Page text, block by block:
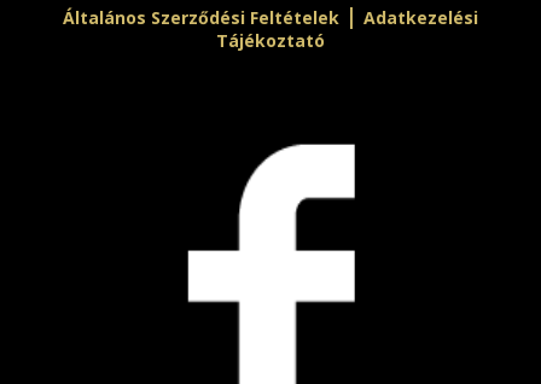
Általános Szerződési Feltételek | Adatkezelési
Tájékoztató